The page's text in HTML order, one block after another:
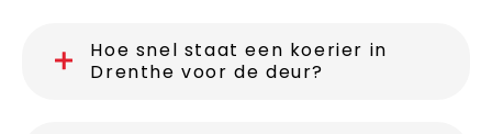
Hoe snel staat een koerier in
Drenthe voor de deur?